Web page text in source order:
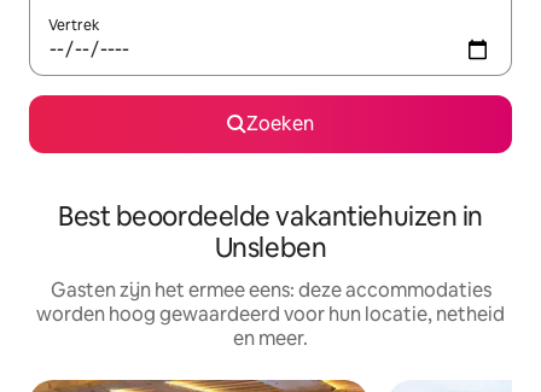
Vertrek
Zoeken
Best beoordeelde vakantiehuizen in
Unsleben
Gasten zijn het ermee eens: deze accommodaties
worden hoog gewaardeerd voor hun locatie, netheid
en meer.